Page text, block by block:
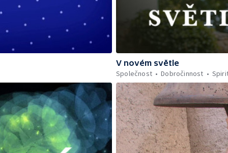
V novém světle
Společnost
Dobročinnost